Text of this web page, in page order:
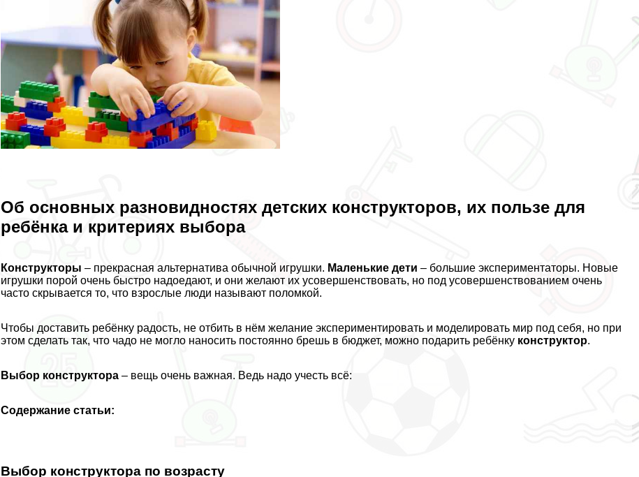
Об основных разновидностях детских конструкторов, их пользе для
ребёнка и критериях выбора
Конструкторы – прекрасная альтернатива обычной игрушки. Маленькие дети – большие экспериментаторы. Новые
игрушки порой очень быстро надоедают, и они желают их усовершенствовать, но под усовершенствованием очень
часто скрывается то, что взрослые люди называют поломкой.
Чтобы доставить ребёнку радость, не отбить в нём желание экспериментировать и моделировать мир под себя, но при
этом сделать так, что чадо не могло наносить постоянно брешь в бюджет, можно подарить ребёнку конструктор.
Выбор конструктора – вещь очень важная. Ведь надо учесть всё:
Содержание статьи:
Выбор конструктора по возрасту